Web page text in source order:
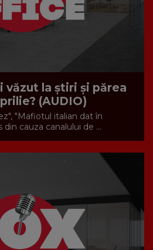
văzut la știri și părea
(AUDIO)
"Mafiotul italian dat în
din cauza canalului de ...